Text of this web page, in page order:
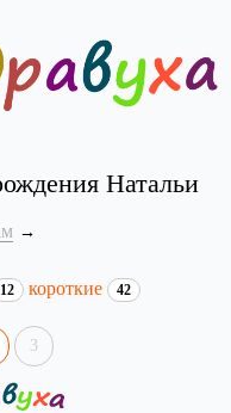
Натальи
12 короткие 42
3